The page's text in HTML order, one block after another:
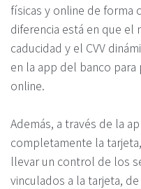
físicas y online de forma
diferencia está en que el
caducidad y el CVV
en la app del banco
online.
Además, a través de la
completamente la
llevar un control de los
vinculados a la tarjeta,